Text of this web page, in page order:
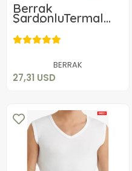
Berrak
ŞardonluTermal
Tek Üst Uzun Kollu
754
BERRAK
27,31 USD
27,31 USD